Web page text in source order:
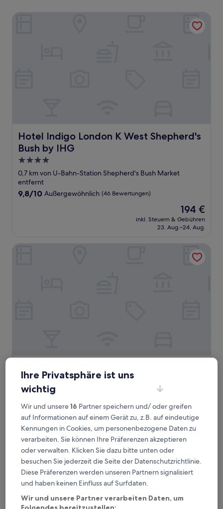
Hotel Indigo London K West Shepherd's
Bush by IHG
Hotel Indigo London K West Shepherd's Bush by IHG
4.0-
Sterne-
Unterkunft
0,7 km von U-Bahn-Station Shepherd's Bush Market
entfernt
9.8
9,8/10 Außergewöhnlich (46 Bewertungen)
Der
Preis
beträgt
194 €
inkl. Steuern & Gebühren
23. Aug.–24. Aug.
Hotel Indigo London K West Shepherd's Bush by IHG
2.0-
Sterne-
0,9 km von U-Bahn-Station Shepherd's Bush Market
9.0
von
10,
Wunderbar,
(889
Bewertungen)
9,0/10 Wunderbar (889 Bewertungen)
Der
beträgt
85 €
inkl. Steuern & Gebühren
16. Aug.–17. Aug.
Hand & Flower
Ihre Privatsphäre ist uns
wichtig
Wir und unsere16 Partner speichern und/ oder greifen
auf Informationen auf einem Gerät zu, z.B. auf eindeutige
Kennungen in Cookies, um personenbezogene Daten zu
verarbeiten. Sie können Ihre Präferenzen akzeptieren
oder verwalten. Klicken Sie dazu bitte unten oder
besuchen Sie jederzeit die Seite der Datenschutzrichtlinie.
Diese Präferenzen werden unseren Partnern signalisiert
und haben keinen Einfluss auf Surfdaten.
Wir und unsere Partner verarbeiten Daten, um